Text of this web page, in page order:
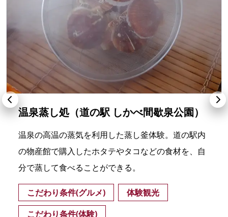
温泉蒸し処（道の駅 しかべ間歇泉公園）
温泉の高温の蒸気を利用した蒸し釜体験。道の駅内
の物産館で購入したホタテやタコなどの食材を、自
分で蒸して食べることができる。
こだわり条件(グルメ)
体験観光
こだわり条件(体験)